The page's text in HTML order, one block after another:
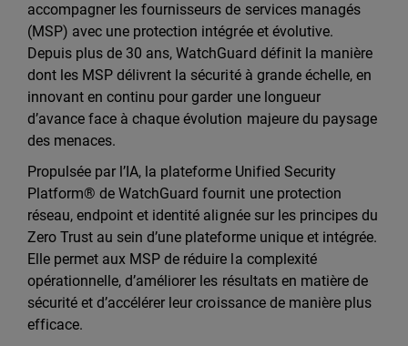
accompagner les fournisseurs de services managés
(MSP) avec une protection intégrée et évolutive.
Depuis plus de 30 ans, WatchGuard définit la manière
dont les MSP délivrent la sécurité à grande échelle, en
innovant en continu pour garder une longueur
d’avance face à chaque évolution majeure du paysage
des menaces.
Propulsée par l’IA, la plateforme Unified Security
Platform® de WatchGuard fournit une protection
réseau, endpoint et identité alignée sur les principes du
Zero Trust au sein d’une plateforme unique et intégrée.
Elle permet aux MSP de réduire la complexité
opérationnelle, d’améliorer les résultats en matière de
sécurité et d’accélérer leur croissance de manière plus
efficace.